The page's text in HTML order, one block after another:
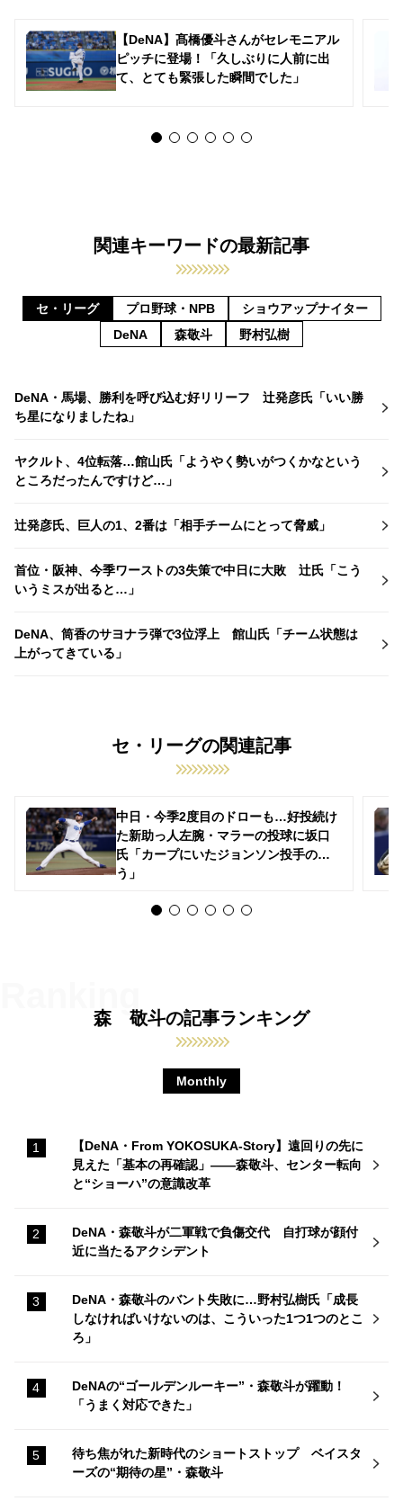
【DeNA】髙橋優斗さんがセレモニアル
ピッチに登場！「久しぶりに人前に出
て、とても緊張した瞬間でした」
関連キーワードの最新記事
セ・リーグ プロ野球・NPB
ショウアップナイター
DeNA
森敬斗 野村弘樹
DeNA・馬場、勝利を呼び込む好リリーフ 辻発彦氏「いい勝
ち星になりましたね」
ヤクルト、4位転落…館山氏「ようやく勢いがつくかなという
ところだったんですけど…」
辻発彦氏、巨人の1、2番は「相手チームにとって脅威」
首位・阪神、今季ワーストの3失策で中日に大敗 辻氏「こう
いうミスが出ると…」
DeNA、筒香のサヨナラ弾で3位浮上 館山氏「チーム状態は
上がってきている」
セ・リーグの関連記事
中日・今季2度目のドローも…好投続け
た新助っ人左腕・マラーの投球に坂口
氏「カープにいたジョンソン投手のよ
う」
森 敬斗の記事ランキング
Monthly
【DeNA・From YOKOSUKA-Story】遠回りの先に
見えた「基本の再確認」——森敬斗、センター転向
と“ショーハ”の意識改革
DeNA・森敬斗が二軍戦で負傷交代 自打球が顔付
近に当たるアクシデント
DeNA・森敬斗のバント失敗に…野村弘樹氏「成長
しなければいけないのは、こういった1つ1つのとこ
ろ」
DeNAの“ゴールデンルーキー”・森敬斗が躍動！
「うまく対応できた」
待ち焦がれた新時代のショートストップ ベイスタ
ーズの“期待の星”・森敬斗